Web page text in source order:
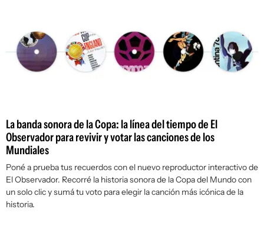
La banda sonora de la Copa: la línea del tiempo de El
Observador para revivir y votar las canciones de los
Mundiales
Poné a prueba tus recuerdos con el nuevo reproductor interactivo de
El Observador. Recorré la historia sonora de la Copa del Mundo con
un solo clic y sumá tu voto para elegir la canción más icónica de la
historia.